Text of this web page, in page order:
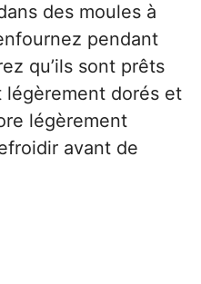
des moules à
pendant
qu’ils sont prêts
légèrement dorés et
légèrement
avant de